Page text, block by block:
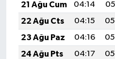
21 Ağu Cum
04:14
22 Ağu Cts
04:15
23 Ağu Paz
04:16
24 Ağu Pts
04:17